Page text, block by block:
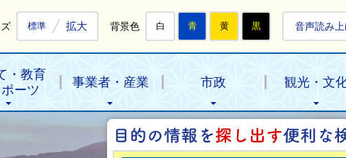
標準 拡大 背景色 白 青 黄 黒 音声読み
・教育
ポーツ
事業者・産業 市政 観光・文